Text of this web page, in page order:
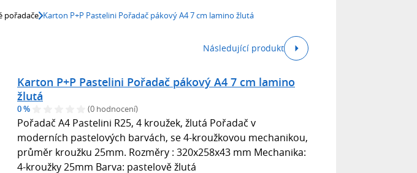
pořadače Karton P+P Pastelini Pořadač pákový A4 7 cm lamino žlutá
Následující produkt
Karton P+P Pastelini Pořadač pákový A4 7 cm lamino
žlutá
0 % (0 hodnocení)
Pořadač A4 Pastelini R25, 4 kroužek, žlutá Pořadač v
moderních pastelových barvách, se 4-kroužkovou mechanikou,
průměr kroužku 25mm. Rozměry : 320x258x43 mm Mechanika:
4-kroužky 25mm Barva: pastelově žlutá